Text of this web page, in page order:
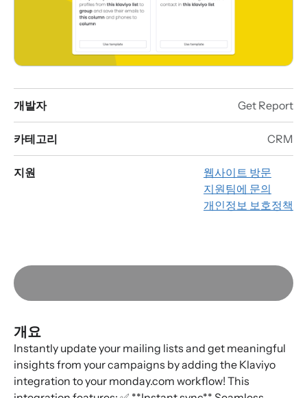
개발자 Get Report
카테고리 CRM
지원
웹사이트 방문
지원팀에 문의
개인정보 보호정책
개요
Instantly update your mailing lists and get meaningful
insights from your campaigns by adding the Klaviyo
integration to your monday.com workflow! This